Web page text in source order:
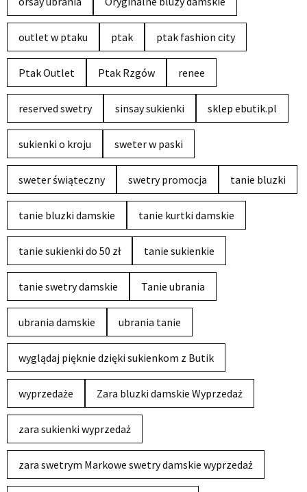
outlet w ptaku ptak ptak fashion city
Ptak Outlet Ptak Rzgów renee
reserved swetry sinsay sukienki sklep ebutik.pl
sukienki o kroju sweter w paski
sweter świąteczny swetry promocja tanie bluzki
tanie bluzki damskie tanie kurtki damskie
tanie sukienki do 50 zł tanie sukienkie
tanie swetry damskie Tanie ubrania
ubrania damskie ubrania tanie
wyglądaj pięknie dzięki sukienkom z Butik
wyprzedaże Zara bluzki damskie Wyprzedaż
zara sukienki wyprzedaż
zara swetrym Markowe swetry damskie wyprzedaż